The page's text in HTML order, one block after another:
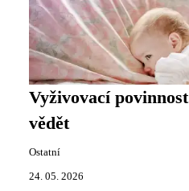
Vyživovací
vědět
Ostatní
24. 05. 2026